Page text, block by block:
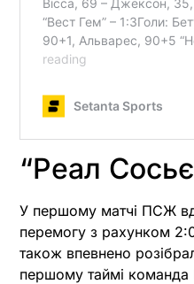
“Реал
У першому матчі ПСЖ
перемогу з рахунком
також впевнено
першому таймі команда